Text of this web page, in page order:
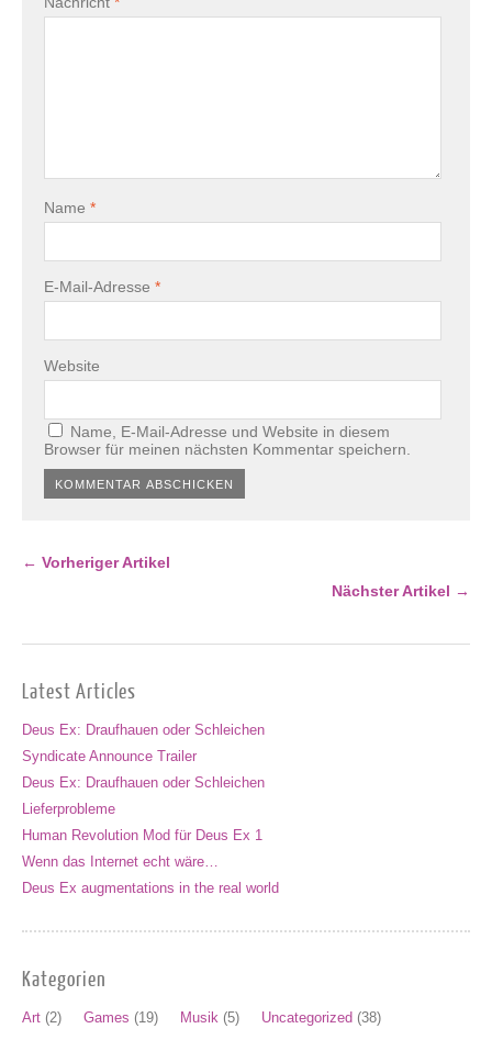
Name *
E-Mail-Adresse *
Website
Name, E-Mail-Adresse und Website in diesem
Browser für meinen nächsten Kommentar speichern.
← Vorheriger Artikel
Nächster Artikel →
Latest Articles
Deus Ex: Draufhauen oder Schleichen
Syndicate Announce Trailer
Deus Ex: Draufhauen oder Schleichen
Lieferprobleme
Human Revolution Mod für Deus Ex 1
Wenn das Internet echt wäre…
Deus Ex augmentations in the real world
Kategorien
Art (2) Games (19) Musik (5) Uncategorized (38)